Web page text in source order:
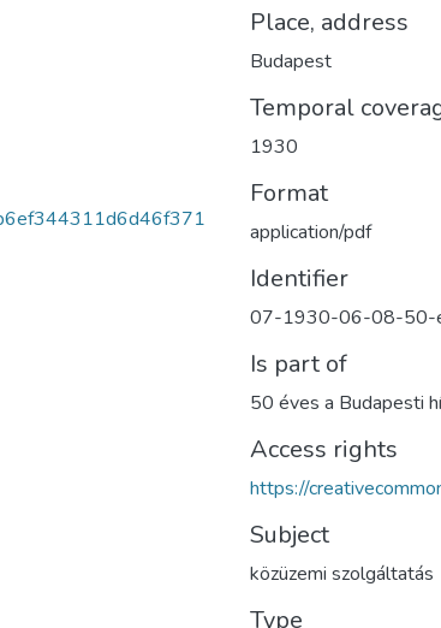
Place, address
Budapest
Temporal
1930
Format
application/pdf
Identifier
07-1930-06-08-50-
Is part of
50 éves a Budapesti
Access rights
https://
Subject
közüzemi szolgáltatás
Type